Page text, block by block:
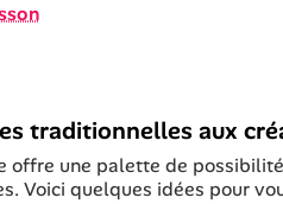
traditionnelles aux
offre une palette de
Voici quelques idées pour